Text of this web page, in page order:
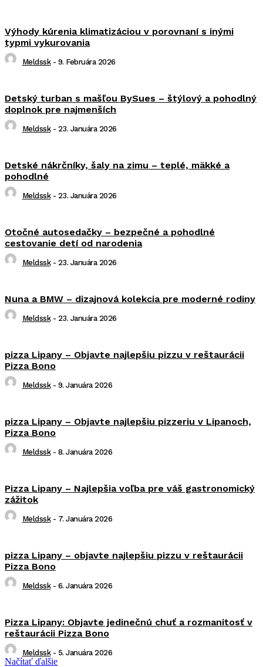
Výhody kúrenia klimatizáciou v porovnaní s inými
typmi vykurovania
Meldssk - 9. Februára 2026
Detský turban s mašľou BySues – štýlový a pohodlný
doplnok pre najmenších
Meldssk - 23. Januára 2026
Detské nákrčníky, šaly na zimu – teplé, mäkké a
pohodlné
Meldssk - 23. Januára 2026
Otočné autosedačky – bezpečné a pohodlné
cestovanie detí od narodenia
Meldssk - 23. Januára 2026
Nuna a BMW – dizajnová kolekcia pre moderné rodiny
Meldssk - 23. Januára 2026
pizza Lipany – Objavte najlepšiu pizzu v reštaurácii
Pizza Bono
Meldssk - 9. Januára 2026
pizza Lipany – Objavte najlepšiu pizzeriu v Lipanoch,
Pizza Bono
Meldssk - 8. Januára 2026
Pizza Lipany – Najlepšia voľba pre váš gastronomický
zážitok
Meldssk - 7. Januára 2026
pizza Lipany – objavte najlepšiu pizzu v reštaurácii
Pizza Bono
Meldssk - 6. Januára 2026
Pizza Lipany: Objavte jedinečnú chuť a rozmanitosť v
reštaurácii Pizza Bono
Meldssk - 5. Januára 2026
Načítať ďalšie